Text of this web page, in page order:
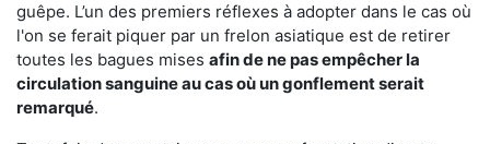
guêpe. L’un des premiers réflexes à adopter dans le cas où
l'on se ferait piquer par un frelon asiatique est de retirer
toutes les bagues mises afin de ne pas empêcher la
circulation sanguine au cas où un gonflement serait
remarqué.